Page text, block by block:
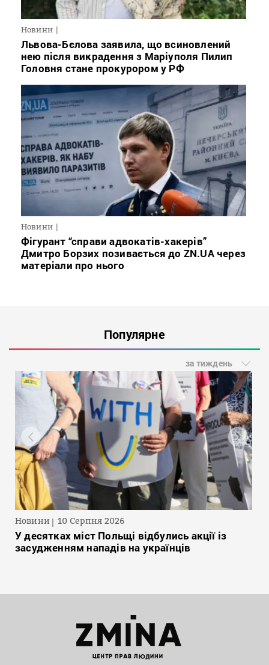
Новини
Львова-Бєлова заявила, що всиновлений
нею після викрадення з Маріуполя Пилип
Головня стане прокурором у РФ
Новини
Фігурант “справи адвокатів-хакерів”
Дмитро Борзих позивається до ZN.UA через
матеріали про нього
Популярне
за тиждень
Новини 10 Серпня 2026
У десятках міст Польщі відбулись акції із
засудженням нападів на українців